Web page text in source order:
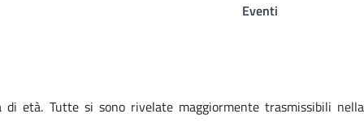
Eventi
età. Tutte si sono rivelate maggiormente trasmissibili nella